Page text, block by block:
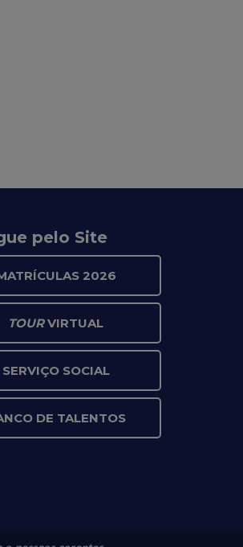
pelo Site
2026
TOURVIRTUAL
SERVIÇO SOCIAL
DE TALENTOS